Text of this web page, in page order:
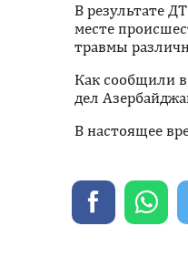
В результате
месте
травмы
Как сообщили
дел
В настоящее